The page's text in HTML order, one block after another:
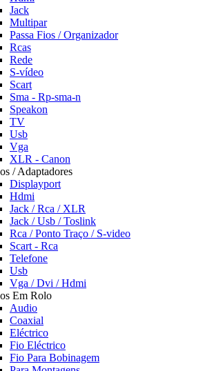
Jack
Multipar
Passa Fios / Organizador
Rcas
Rede
S-vídeo
Scart
Sma - Rp-sma-n
Speakon
TV
Usb
Vga
XLR - Canon
/ Adaptadores
Displayport
Hdmi
Jack / Rca / XLR
Jack / Usb / Toslink
Rca / Ponto Traço / S-video
Scart - Rca
Telefone
Usb
Vga / Dvi / Hdmi
Em Rolo
Audio
Coaxial
Eléctrico
Fio Eléctrico
Fio Para Bobinagem